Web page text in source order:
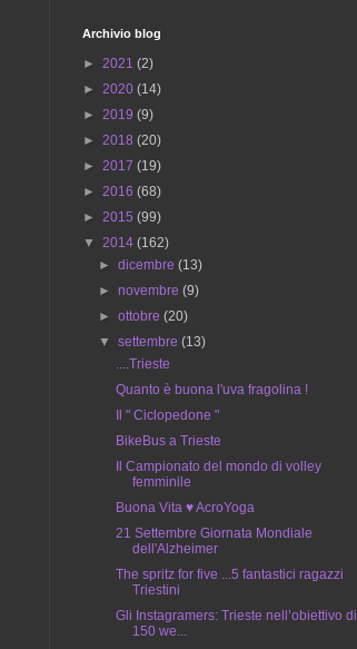
Archivio blog
► 2021 (2)
► 2020 (14)
► 2019 (9)
► 2018 (20)
► 2017 (19)
► 2016 (68)
► 2015 (99)
▼ 2014 (162)
►dicembre(13)
►novembre(9)
►ottobre(20)
▼settembre(13)
....Trieste
Quanto è buona l'uva fragolina !
Il " Ciclopedone "
BikeBus a Trieste
Il Campionato del mondo di volley
femminile
Buona Vita ♥ AcroYoga
21 Settembre Giornata Mondiale
dell'Alzheimer
The spritz for five ...5 fantastici ragazzi
Triestini
Gli Instagramers: Trieste nell’obiettivo di
150 we...